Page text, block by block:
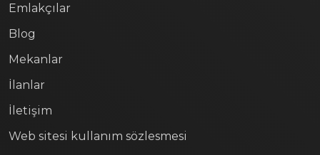
Emlakçılar
Blog
Mekanlar
İlanlar
İletişim
Web sitesi kullanım sözlesmesi